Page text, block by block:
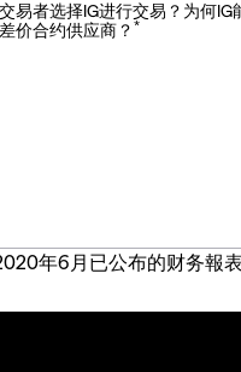
易者选择IG进行交易？为何IG
价合约供应商？*
年6月已公布的财务報表